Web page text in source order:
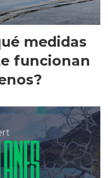
medidas
funcionan